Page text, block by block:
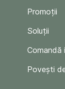
Promoții
Soluții
Comandă
Povești